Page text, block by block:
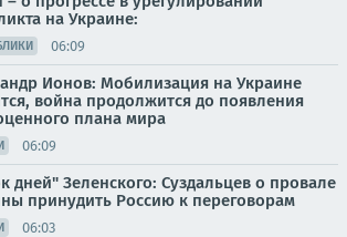
на Украине:
06:09
Ионов: Мобилизация на Украине
война продолжится до появления
плана мира
06:09
дней" Зеленского: Суздальцев о провале
принудить Россию к переговорам
06:03